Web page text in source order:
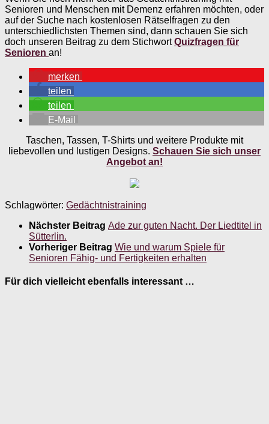
Senioren und Menschen mit Demenz erfahren möchten, oder
auf der Suche nach kostenlosen Rätselfragen zu den
unterschiedlichsten Themen sind, dann schauen Sie sich
doch unseren Beitrag zu dem StichwortQuizfragen für
Senioren an!
merken
teilen
teilen
E-Mail
Taschen, Tassen, T-Shirts und weitere Produkte mit
liebevollen und lustigen Designs. Schauen Sie sich unser
Angebot an!
Schlagwörter: Gedächtnistraining
Nächster Beitrag Ade zur guten Nacht. Der Liedtitel in
Sütterlin.
Vorheriger Beitrag Wie und warum Spiele für
Senioren Fähig- und Fertigkeiten erhalten
Für dich vielleicht ebenfalls interessant …